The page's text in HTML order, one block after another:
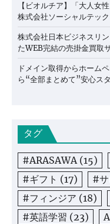
【ビオルチア】「大人女
株式会社ソーシャルテック
株式会社日本ビジネスリ
たWEB完結の売掛金買取
ドメイン取得からホーム
ら“全部まとめて”安心ス
タグ
#ARASAWA(15)
#ギフト (17) #サ
#フィンジア (18)
#英語学習 (23)